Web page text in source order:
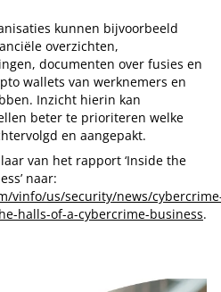
kunnen bijvoorbeeld
overzichten,
documenten over fusies en
wallets van werknemers en
Inzicht hierin kan
beter te prioriteren welke
en aangepakt.
van het rapport ‘Inside the
naar:
vinfo/us/security/news/
halls-of-a-cybercrime-business.